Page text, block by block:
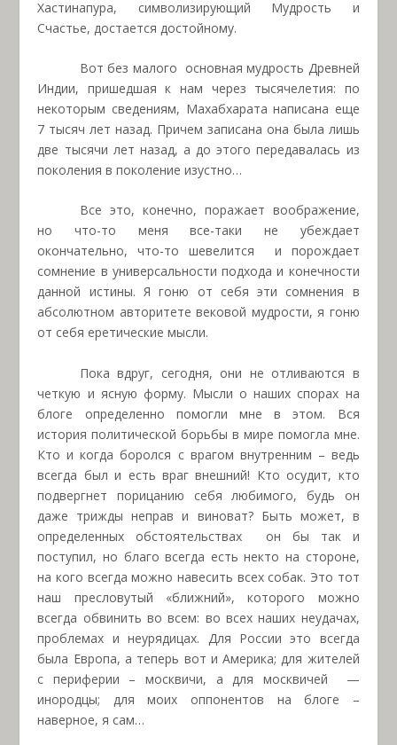
Хастинапура, символизирующий Мудрость и
Счастье, достается достойному.
Вот без малого основная мудрость Древней
Индии, пришедшая к нам через тысячелетия: по
некоторым сведениям, Махабхарата написана еще
7 тысяч лет назад. Причем записана она была лишь
две тысячи лет назад, а до этого передавалась из
поколения в поколение изустно…
Все это, конечно, поражает воображение,
но что-то меня все-таки не убеждает
окончательно, что-то шевелится
и порождает
сомнение в универсальности подхода и конечности
данной истины. Я гоню от себя эти сомнения в
абсолютном авторитете вековой мудрости, я гоню
от себя еретические мысли.
Пока вдруг, сегодня, они не отливаются в
четкую и ясную форму. Мысли о наших спорах на
блоге определенно помогли мне в этом. Вся
история политической борьбы в мире помогла мне.
Кто и когда боролся с врагом внутренним – ведь
всегда был и есть враг внешний! Кто осудит, кто
подвергнет порицанию себя любимого, будь он
даже трижды неправ и виноват? Быть может, в
определенных обстоятельствах
он бы так и
поступил, но благо всегда есть некто на стороне,
на кого всегда можно навесить всех собак. Это тот
наш пресловутый «ближний», которого можно
всегда обвинить во всем: во всех наших неудачах,
проблемах и неурядицах. Для России это всегда
была Европа, а теперь вот и Америка; для жителей
с периферии – москвичи, а для москвичей
—
инородцы; для моих оппонентов на блоге –
наверное, я сам…